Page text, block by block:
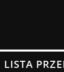
LISTA